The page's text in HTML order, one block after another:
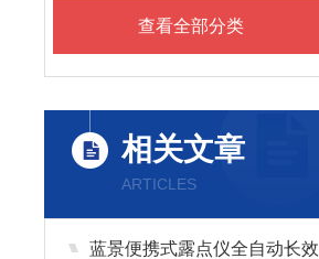
查看全部分类
相关文章
ARTICLES
蓝景便携式露点仪全自动长效